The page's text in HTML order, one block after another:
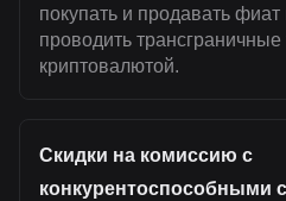
покупать и продавать
проводить трансграничные
криптовалютой.
Скидки на комиссию с
конкурентоспособными